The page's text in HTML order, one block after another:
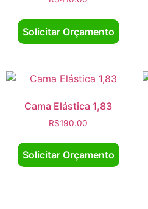
Solicitar Orçamento
Cama Elástica 1,83
R$190.00
Solicitar Orçamento